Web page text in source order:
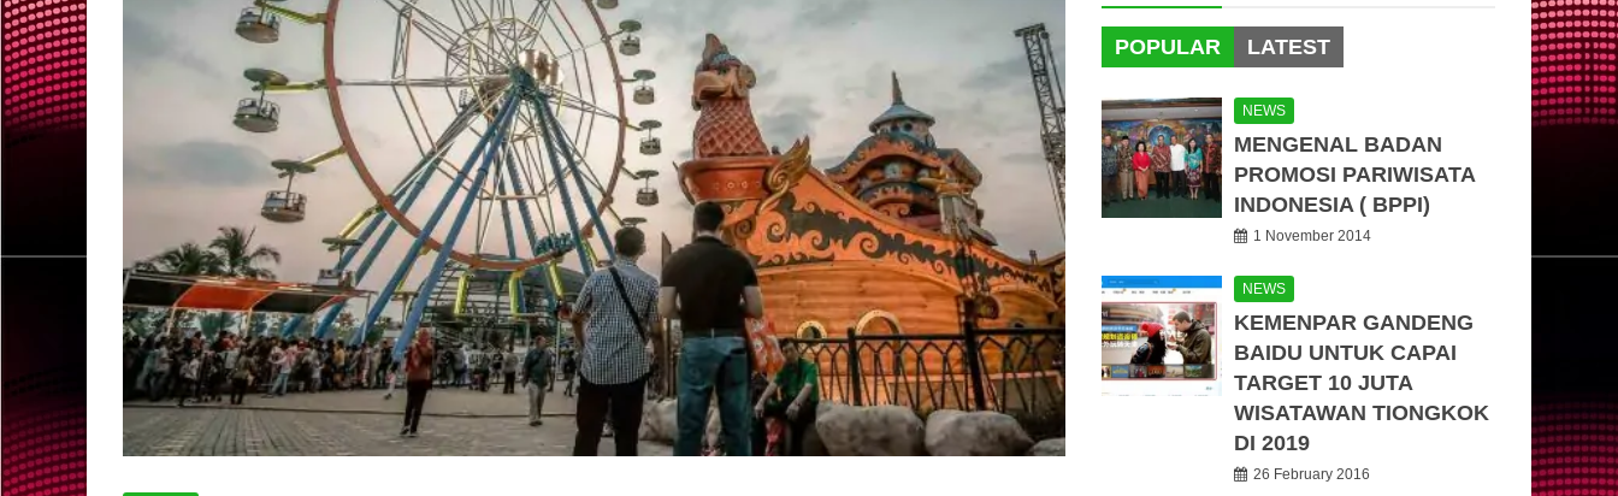
POPULAR LATEST
NEWS
MENGENAL BADAN
PROMOSI PARIWISATA
INDONESIA ( BPPI)
1 November 2014
NEWS
KEMENPAR GANDENG
BAIDU UNTUK CAPAI
TARGET 10 JUTA
WISATAWAN TIONGKOK
DI 2019
26 February 2016